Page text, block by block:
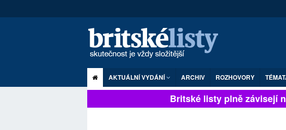
AKTUÁLNÍ VYDÁNÍ ARCHIV ROZHOVORY
Britské listy plně závisejí